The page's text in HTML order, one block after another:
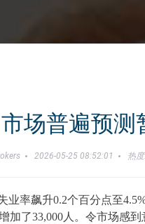
场普遍预测
2026-05-25 08:52:01 热
业率飙升0.2个百分点至
加了33,000人。令市场感